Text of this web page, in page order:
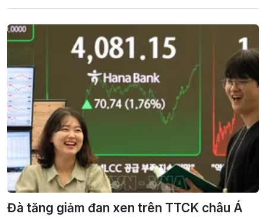
Đà tăng giảm đan xen trên TTCK châu Á